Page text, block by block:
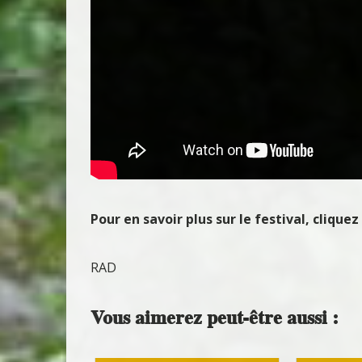
Pour en savoir plus sur le festival, cliquez
RAD
Vous aimerez peut-être aussi :